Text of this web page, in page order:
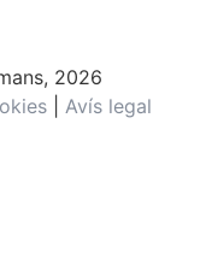
2026
Avís legal